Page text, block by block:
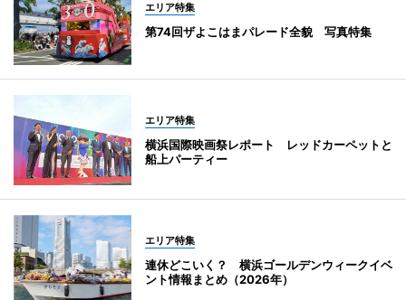
エリア特集
第74回ザよこはまパレード全貌 写真特集
エリア特集
横浜国際映画祭レポート レッドカーペットと
船上パーティー
エリア特集
連休どこいく？ 横浜ゴールデンウィークイベ
ント情報まとめ（2026年）